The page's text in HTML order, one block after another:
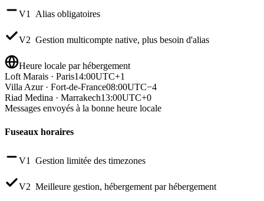
V1 Alias obligatoires
V2 Gestion multicompte native, plus besoin d'alias
Heure locale par hébergement
Loft Marais · Paris14:00UTC+1
Villa Azur · Fort-de-France08:00UTC−4
Riad Medina · Marrakech13:00UTC+0
Messages envoyés à la bonne heure locale
Fuseaux horaires
V1 Gestion limitée des timezones
V2 Meilleure gestion, hébergement par hébergement